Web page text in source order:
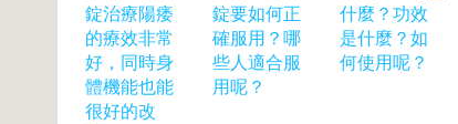
錠治療陽痿
的療效非常
好，同時身
體機能也能
很好的改
錠要如何正
確服用？哪
些人適合服
用呢？
什麼？功效
是什麼？如
何使用呢？